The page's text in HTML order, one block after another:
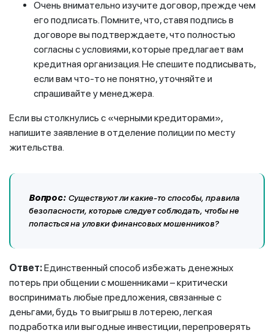
Очень внимательно изучите договор, прежде чем
его подписать. Помните, что, ставя подпись в
договоре вы подтверждаете, что полностью
согласны с условиями, которые предлагает вам
кредитная организация. Не спешите подписывать,
если вам что-то не понятно, уточняйте и
спрашивайте у менеджера.
Если вы столкнулись с «черными кредиторами»,
напишите заявление в отделение полиции по месту
жительства.
Вопрос: Существуют ли какие-то способы, правила
безопасности, которые следует соблюдать, чтобы не
попасться на уловки финансовых мошенников?
Ответ:Единственный способ избежать денежных
потерь при общении с мошенниками – критически
воспринимать любые предложения, связанные с
деньгами, будь то выигрыш в лотерею, легкая
подработка или выгодные инвестиции, перепроверять